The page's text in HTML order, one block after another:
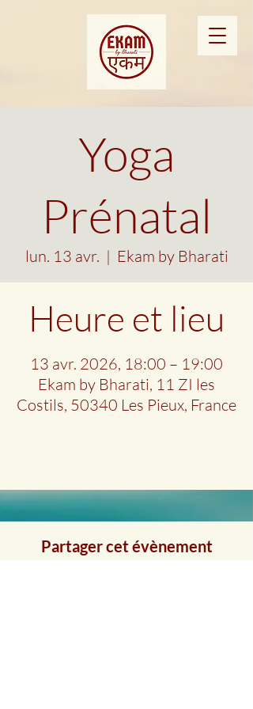
Yoga
Prénatal
lun. 13 avr.
  |
Ekam by Bharati
Heure et lieu
13 avr. 2026, 18:00 – 19:00
Ekam by Bharati, 11 ZI les
Costils, 50340 Les Pieux, France
Partager cet évènement